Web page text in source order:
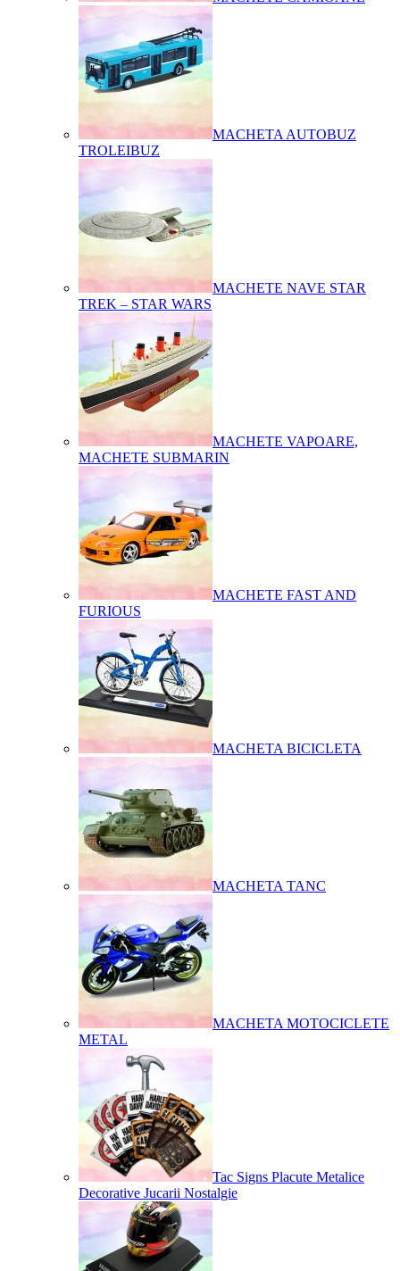
MACHETA AUTOBUZ
TROLEIBUZ
MACHETE NAVE STAR
TREK – STAR WARS
MACHETE VAPOARE,
MACHETE SUBMARIN
MACHETE FAST AND
FURIOUS
MACHETA BICICLETA
MACHETA TANC
MACHETA MOTOCICLETE
METAL
Tac Signs Placute Metalice
Decorative Jucarii Nostalgie